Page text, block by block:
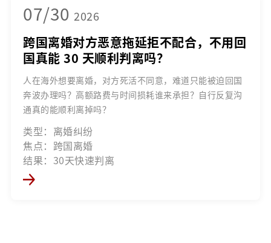
07/30 2026
跨国离婚对方恶意拖延拒不配合，不用回
国真能 30 天顺利判离吗？
人在海外想要离婚，对方死活不同意，难道只能被迫回国
奔波办理吗？高额路费与时间损耗谁来承担？自行反复沟
通真的能顺利离掉吗？
类型：离婚纠纷
焦点：跨国离婚
结果：30天快速判离